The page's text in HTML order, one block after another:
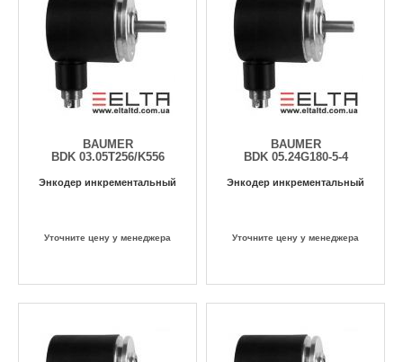
BAUMER
BDK 03.05T256/K556
Энкодер инкрементальный
Уточните цену у менеджера
BAUMER
BDK 05.24G180-5-4
Энкодер инкрементальный
Уточните цену у менеджера